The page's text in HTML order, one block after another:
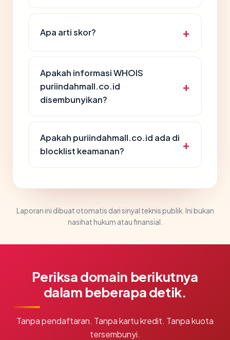
Apa arti skor?
Apakah informasi WHOIS
puriindahmall.co.id
disembunyikan?
Apakah puriindahmall.co.id ada di
blocklist keamanan?
Laporan ini dibuat otomatis dari sinyal teknis publik. Ini bukan
nasihat hukum atau finansial.
Periksa domain berikutnya
dalam beberapa detik.
Tanpa pendaftaran. Tanpa kartu kredit. Tanpa kuota
tersembunyi.